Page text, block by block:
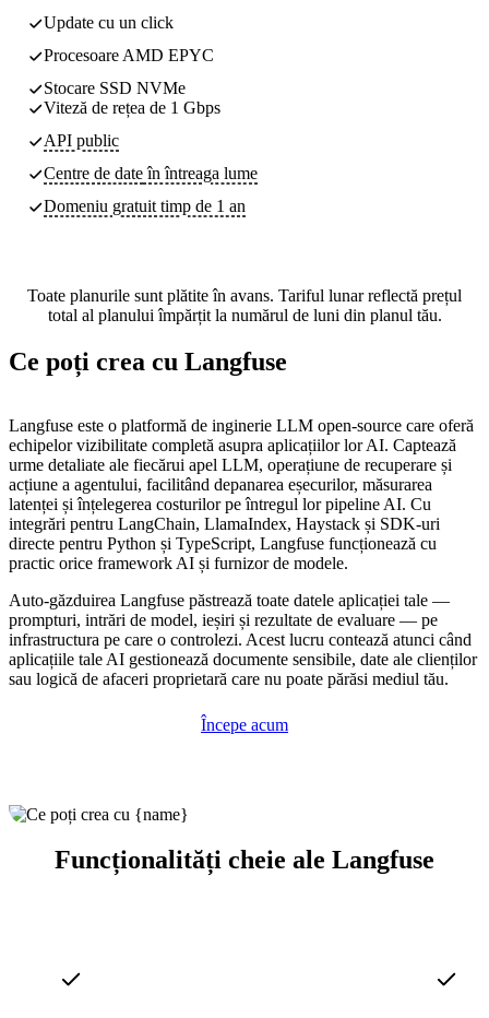
Update cu un click
Procesoare AMD EPYC
Stocare SSD NVMe
Viteză de rețea de 1 Gbps
API public
Centre de dateîn întreaga lume
Domeniu gratuit timp de 1 an
Toate planurile sunt plătite în avans. Tariful lunar reflectă prețul
total al planului împărțit la numărul de luni din planul tău.
Ce poți crea cu Langfuse
Langfuse este o platformă de inginerie LLM open-source care oferă
echipelor vizibilitate completă asupra aplicațiilor lor AI. Captează
urme detaliate ale fiecărui apel LLM, operațiune de recuperare și
acțiune a agentului, facilitând depanarea eșecurilor, măsurarea
latenței și înțelegerea costurilor pe întregul lor pipeline AI. Cu
integrări pentru LangChain, LlamaIndex, Haystack și SDK-uri
directe pentru Python și TypeScript, Langfuse funcționează cu
practic orice framework AI și furnizor de modele.
Auto-găzduirea Langfuse păstrează toate datele aplicației tale —
prompturi, intrări de model, ieșiri și rezultate de evaluare — pe
infrastructura pe care o controlezi. Acest lucru contează atunci când
aplicațiile tale AI gestionează documente sensibile, date ale clienților
sau logică de afaceri proprietară care nu poate părăsi mediul tău.
Începe acum
Funcționalități cheie ale Langfuse